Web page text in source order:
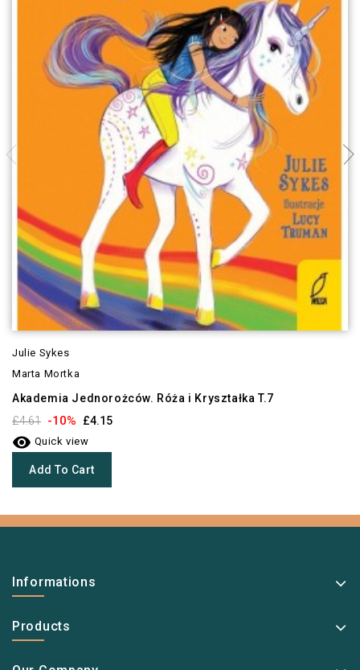
Julie Sykes
Marta Mortka
Akademia Jednorożców. Róża i Kryształka T.7
£4.61 -10% £4.15
 Quick view
Add To Cart
Informations
Products